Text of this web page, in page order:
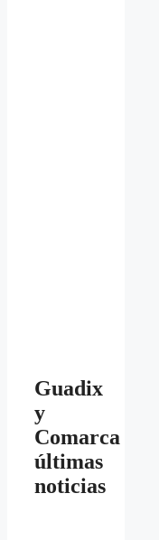
Guadix
y
Comarca
últimas
noticias